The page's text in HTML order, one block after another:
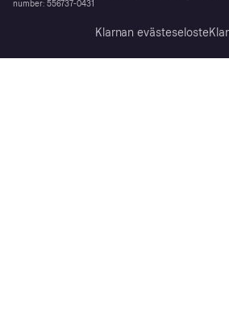
number: 556737-0431
Klarnan evästeseloste